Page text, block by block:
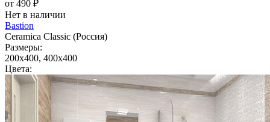
от 490 ₽
Нет в наличии
Bastion
Ceramica Classic (Россия)
Размеры:
200x400, 400x400
Цвета: